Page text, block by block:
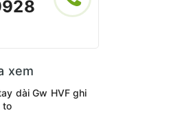
xem
dài Gw HVF ghi
to